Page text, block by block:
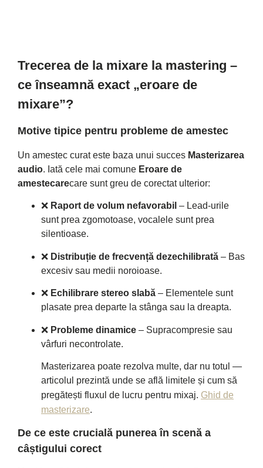
Trecerea de la mixare la mastering –
ce înseamnă exact „eroare de
mixare”?
Motive tipice pentru probleme de amestec
Un amestec curat este baza unui succes Masterizarea
audio. Iată cele mai comune Eroare de
amestecarecare sunt greu de corectat ulterior:
❌ Raport de volum nefavorabil – Lead-urile
sunt prea zgomotoase, vocalele sunt prea
silentioase.
❌ Distribuție de frecvență dezechilibrată – Bas
excesiv sau medii noroioase.
❌ Echilibrare stereo slabă – Elementele sunt
plasate prea departe la stânga sau la dreapta.
❌ Probleme dinamice – Supracompresie sau
vârfuri necontrolate.
Masterizarea poate rezolva multe, dar nu totul —
articolul prezintă unde se află limitele și cum să
pregătești fluxul de lucru pentru mixaj. Ghid de
masterizare.
De ce este crucială punerea în scenă a
câștigului corect